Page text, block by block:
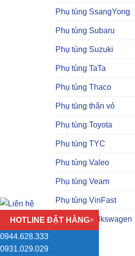
Phụ tùng SsangYong
Phụ tùng Subaru
Phụ tùng Suzuki
Phụ tùng TaTa
Phụ tùng Thaco
Phụ tùng thân vỏ
Phụ tùng Toyota
Phụ tùng TYC
Phụ tùng Valeo
Phụ tùng Veam
Phụ tùng VinFast
Phụ tùng Volkswagen
HOTLINE ĐẶT HÀNG×
0944.628.333
0931.029.029